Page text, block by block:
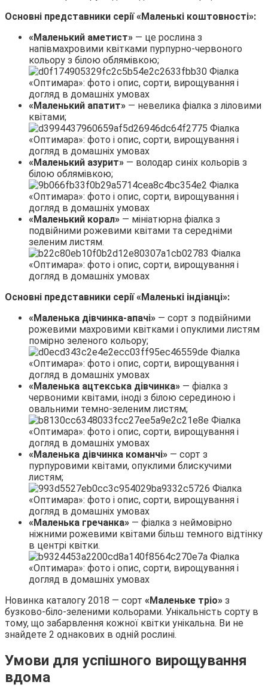
Основні представники серії «Маленькі коштовності»:
«Маленький аметист» — це рослина з
напівмахровими квітками пурпурно-червоного
кольору з білою облямівкою;
«Маленький апатит» — невелика фіалка з ліловими
квітами;
«Маленький азурит» — володар синіх кольорів з
білою облямівкою;
«Маленький корал» — мініатюрна фіалка з
подвійними рожевими квітами та середніми
зеленим листям.
Основні представники серії «Маленькі індіанці»:
«Маленька дівчинка-апачі» — сорт з подвійними
рожевими махровими квітками і опуклими листям
помірно зеленого кольору;
«Маленька ацтекська дівчинка» — фіалка з
червоними квітами, іноді з білою серединою і
овальними темно-зеленим листям;
«Маленька дівчинка команчі» — сорт з
пурпуровими квітами, опуклими блискучими
листям;
«Маленька гречанка» — фіалка з неймовірно
ніжними рожевими квітами більш темного відтінку
в центрі квітки.
Новинка каталогу 2018 — сорт «Маленьке тріо» з
бузково-біло-зеленими кольорами. Унікальність сорту в
тому, що забарвлення кожної квітки унікальна. Ви не
знайдете 2 однакових в одній рослині.
Умови для успішного вирощування
вдома